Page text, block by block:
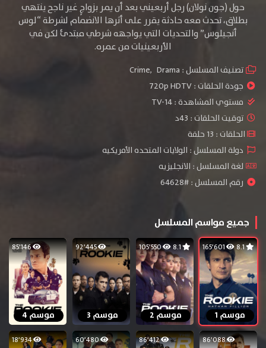
حول (جون نولان) رجل أربعيني بعد أن يمر بزواجٍ غير ناجح ينتهي
بطلاق، تحدث معه حادثة يقرر على أثرها الانضمام لشرطة “لوس
أنجيلوس” والتحديات التي يواجهه شرطي مبتدئ لكن في
الأربعينيات من عمره.
تصنيف المسلسل : Crime, Drama
جودة الحلقات :720p HDTV
مستوي المشاهدة :TV-14
توقيت الحلقات : 43د
الحلقات : 13 حلقة
دولة المسلسل : الولايات المتحده الأمريكيه
لغة المسلسل : الانجليزيه
رقم المسلسل : #64628
جميع مواسم المسلسل
8.1
موسم 1
8.1 105٬550
موسم 2
92٬445
موسم 3
85٬146
موسم 4
86٬088 86٬412 60٬480 18٬934